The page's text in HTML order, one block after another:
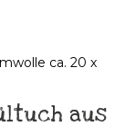
aus